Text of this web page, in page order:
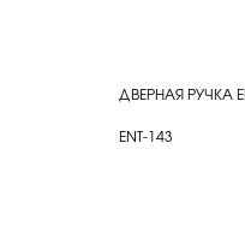
КУПИТЬ
ДВЕРНАЯ РУЧКА
ENT-143